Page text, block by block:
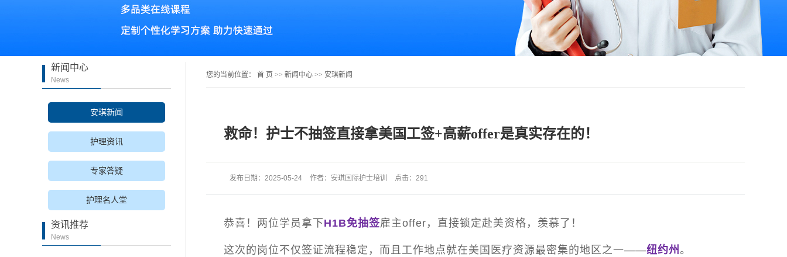
师资介绍
活动剪彩 护理名人堂
雅思课程
国际专科护士证ISNC 沙特
公立医院招聘 美国护士工签H1B
美国护士移民EB3
新闻中心
News
安琪新闻
护理资讯
专家答疑
护理名人堂
资讯推荐
News
您的当前位置： 首 页 >> 新闻中心 >> 安琪新闻
救命！护士不抽签直接拿美国工签+高薪offer是真实存在的！
发布日期： 2025-05-24 作者： 安琪国际护士培训 点击： 291
恭喜！两位学员拿下 H1B免抽签雇主offer，直接锁定赴美资格，羡慕了！
这次的岗位不仅签证流程稳定，而且工作地点就在美国医疗资源最密集的地区之一——纽约州 。